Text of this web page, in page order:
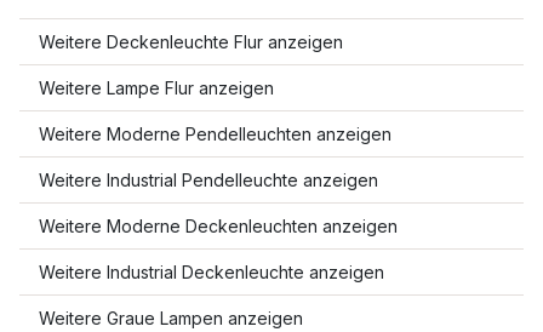
Weitere Deckenleuchte Flur anzeigen
Weitere Lampe Flur anzeigen
Weitere Moderne Pendelleuchten anzeigen
Weitere Industrial Pendelleuchte anzeigen
Weitere Moderne Deckenleuchten anzeigen
Weitere Industrial Deckenleuchte anzeigen
Weitere Graue Lampen anzeigen